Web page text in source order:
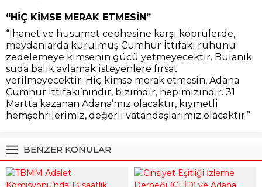
“HİÇ KİMSE MERAK ETMESİN”
“İhanet ve husumet cephesine karşı köprülerde,
meydanlarda kurulmuş Cumhur İttifakı ruhunu
zedelemeye kimsenin gücü yetmeyecektir. Bulanık
suda balık avlamak isteyenlere fırsat
verilmeyecektir. Hiç kimse merak etmesin, Adana
Cumhur İttifakı’nındır, bizimdir, hepimizindir. 31
Martta kazanan Adana’mız olacaktır, kıymetli
hemşehrilerimiz, değerli vatandaşlarımız olacaktır.”
BENZER KONULAR